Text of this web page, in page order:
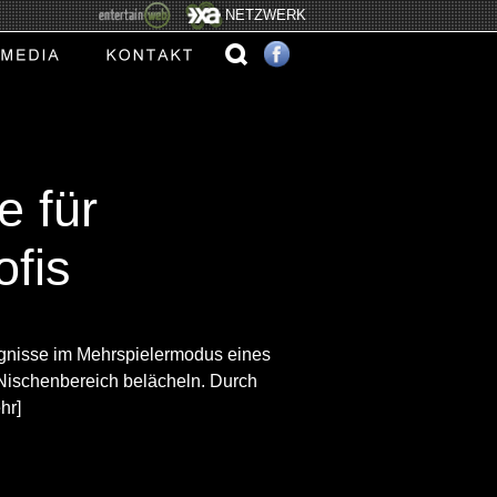
NETZWERK
für
im Mehrspielermodus eines
belächeln. Durch